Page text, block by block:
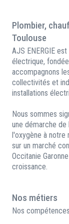
Plombier,
Toulouse
AJS ENERGIE
électrique,
accompagnons
collectivités et
installations
Nous sommes
une démarche
l'oxygène à
sur un marché
Occitanie
croissance.
Nos métiers
Nos